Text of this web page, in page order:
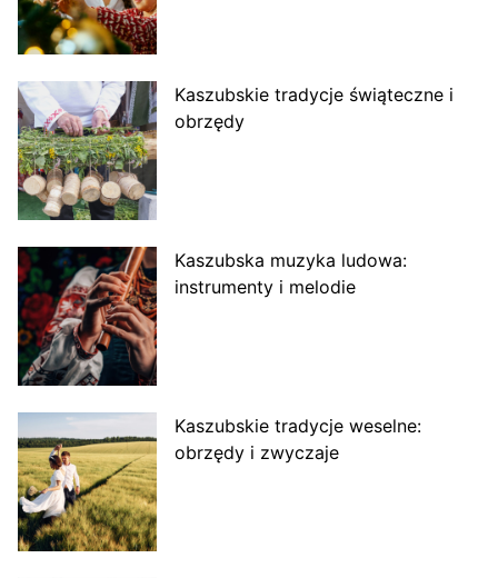
Kaszubskie tradycje świąteczne i
obrzędy
Kaszubska muzyka ludowa:
instrumenty i melodie
Kaszubskie tradycje weselne:
obrzędy i zwyczaje